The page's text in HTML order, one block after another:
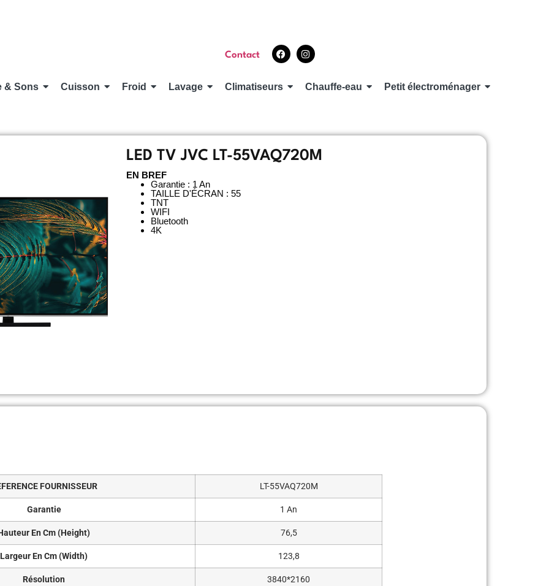
Contact
& Sons Cuisson Froid Lavage Climatiseurs Chauffe-eau Petit électroménager
LED TV JVC LT-55VAQ720M
EN BREF
Garantie : 1 An
TAILLE D'ÉCRAN : 55
TNT
WIFI
Bluetooth
4K
FOURNISSEUR LT-55VAQ720M
Garantie 1 An
En Cm (Height) 76,5
Largeur En Cm (Width) 123,8
Résolution 3840*2160